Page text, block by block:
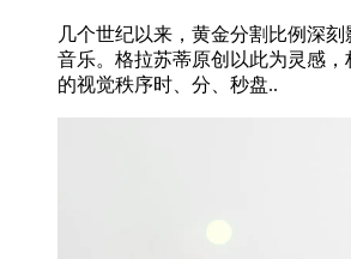
几个世纪以来，黄金分割比例深
音乐。格拉苏蒂原创以此为灵感
的视觉秩序时、分、秒盘..